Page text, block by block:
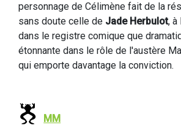
personnage de Célimène fait de la
sans doute celle de Jade Herbulot, à
dans le registre comique que
étonnante dans le rôle de l'austère
qui emporte davantage la conviction.
MM